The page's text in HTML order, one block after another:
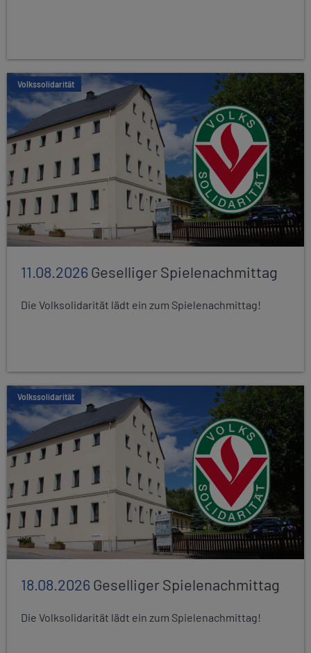
Volkssolidarität
11.08.2026Geselliger Spielenachmittag
Die Volksolidarität lädt ein zum Spielenachmittag!
Volkssolidarität
18.08.2026Geselliger Spielenachmittag
Die Volksolidarität lädt ein zum Spielenachmittag!